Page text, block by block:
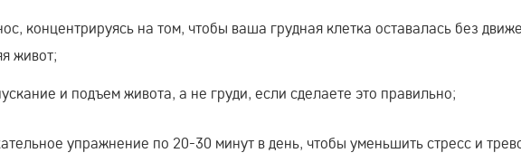
концентрируясь на том, чтобы ваша грудная клетка оставалась без
живот;
и подъем живота, а не груди, если сделаете это правильно;
упражнение по 20-30 минут в день, чтобы уменьшить стресс и